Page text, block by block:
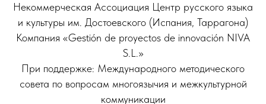
Некоммерческая Ассоциация Центр русского языка
и культуры им. Достоевского (Испания, Таррагона)
Компания «Gestión de proyectos de innovación NIVA
S.L.»
При поддержке: Международного методического
совета по вопросам многоязычия и межкультурной
коммуникации